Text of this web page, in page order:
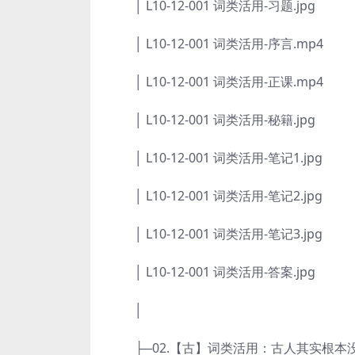
│ L10-12-001 词类活用-习题.jpg
│ L10-12-001 词类活用-序言.mp4
│ L10-12-001 词类活用-正课.mp4
│ L10-12-001 词类活用-秘籍.jpg
│ L10-12-001 词类活用-笔记1.jpg
│ L10-12-001 词类活用-笔记2.jpg
│ L10-12-001 词类活用-笔记3.jpg
│ L10-12-001 词类活用-答案.jpg
├─02.【古】词类活用：古人其实根本